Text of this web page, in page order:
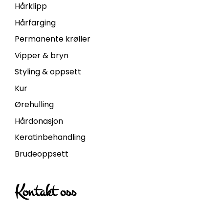
Hårklipp
Hårfarging
Permanente krøller
Vipper & bryn
Styling & oppsett
Kur
Ørehulling
Hårdonasjon
Keratinbehandling
Brudeoppsett
Kontakt oss